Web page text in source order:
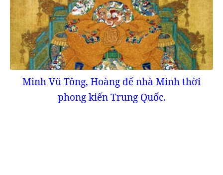
Minh Vũ Tông, Hoàng đế nhà Minh thời
phong kiến Trung Quốc.